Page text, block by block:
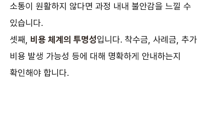
소통이 원활하지 않다면 과정 내내 불안감을 느낄 수
있습니다.
셋째, 비용 체계의 투명성입니다. 착수금, 사례금, 추가
비용 발생 가능성 등에 대해 명확하게 안내하는지
확인해야 합니다.